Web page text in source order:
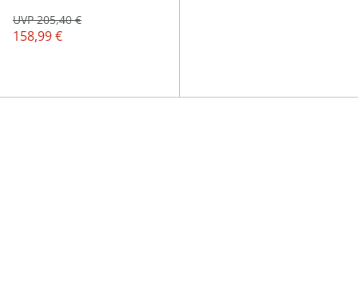
158,99 €
UVP 205,40 €